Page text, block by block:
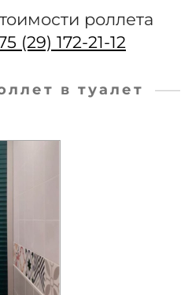
роллета
(29) 172-21-12
в туалет